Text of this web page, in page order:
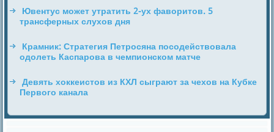
Ювентус может утратить 2-ух фаворитов. 5
трансферных слухов дня
Крамник: Стратегия Петросяна посодействовала
одолеть Каспарова в чемпионском матче
Девять хоккеистов из КХЛ сыграют за чехов на Кубке
Первого канала